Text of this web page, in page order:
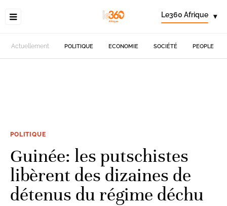
Le360 Afrique ▾
Actuellement POLITIQUE ECONOMIE SOCIÉTÉ PEOPLE
POLITIQUE
Guinée: les putschistes
libèrent des dizaines de
détenus du régime déchu